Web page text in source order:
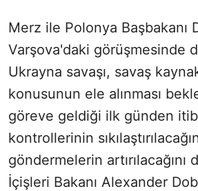
Merz ile Polonya Başbakanı
Varşova'daki görüşmesinde
Ukrayna savaşı, savaş
konusunun ele alınması
göreve geldiği ilk günden
kontrollerinin
göndermelerin artırılacağını
İçişleri Bakanı Alexander